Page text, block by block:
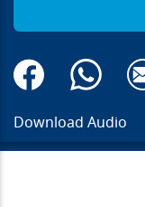
Download Audio